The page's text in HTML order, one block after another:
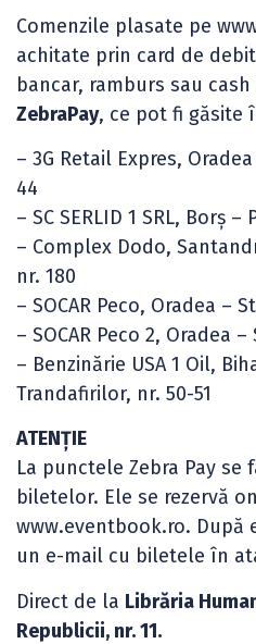
Comenzile plasate pe
achitate prin card de
bancar, ramburs sau cash
ZebraPay, ce pot fi găsite
– 3G Retail Expres,
44
– SC SERLID 1 SRL, Borș
– Complex Dodo,
nr. 180
– SOCAR Peco, Oradea –
– SOCAR Peco 2, Oradea
– Benzinărie USA 1 Oil,
Trandafirilor, nr. 50-51
ATENȚIE
La punctele Zebra Pay se
biletelor. Ele se rezervă
www.eventbook.ro. După
un e-mail cu biletele în
Direct de la Librăria
Republicii, nr. 11.